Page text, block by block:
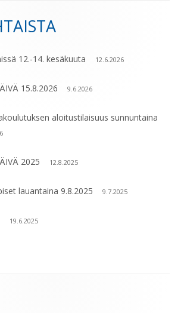
12.-14. kesäkuuta 12.6.2026
15.8.2026 9.6.2026
aloitustilaisuus sunnuntaina
2025 12.8.2025
lauantaina 9.8.2025 9.7.2025
19.6.2025